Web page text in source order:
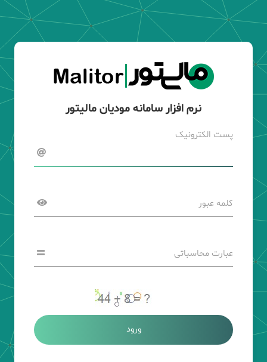
نرم افزار سامانه مودیان مالیتور
ورود